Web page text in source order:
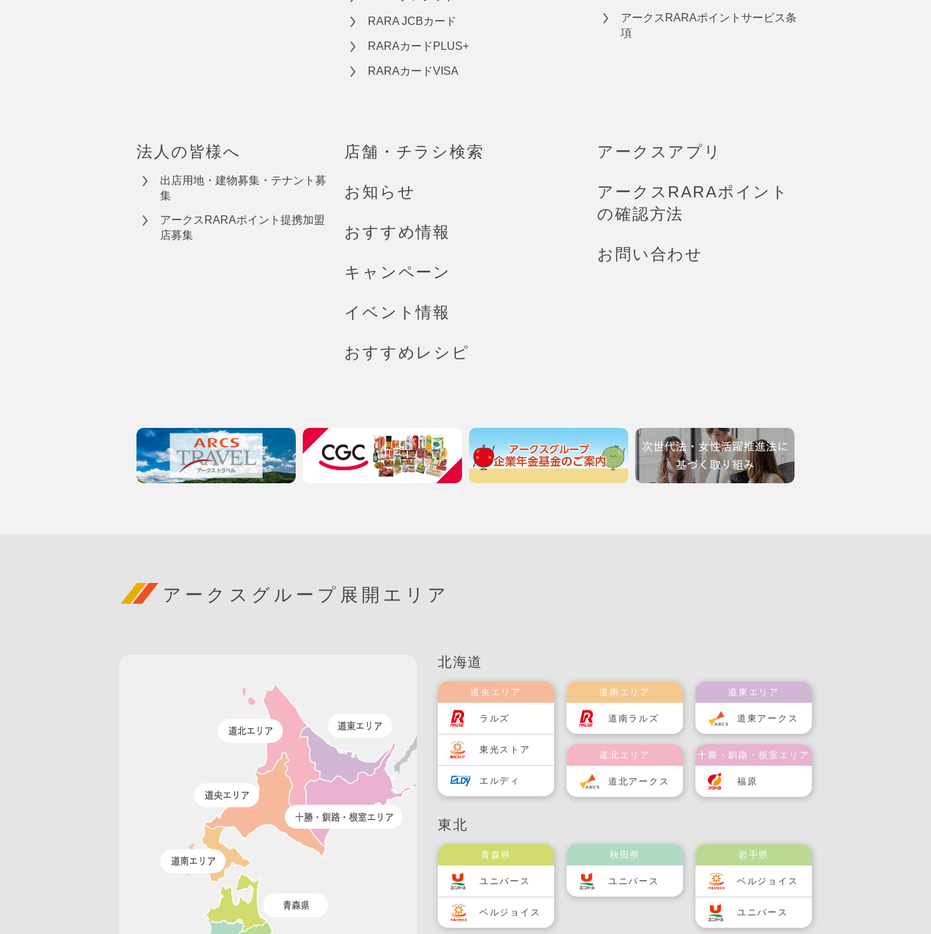
RARA JCBカード
RARAカードPLUS+
RARAカードVISA
アークスRARAポイントサービス条
項
法人の皆様へ
出店用地・建物募集・テナント募
集
アークスRARAポイント提携加盟
店募集
店舗・チラシ検索
お知らせ
おすすめ情報
キャンペーン
イベント情報
おすすめレシピ
アークスアプリ
アークスRARAポイント
の確認方法
お問い合わせ
アークスグループ展開エリア
北海道
道央エリア
ラルズ
東光ストア
エルディ
道南エリア
道南ラルズ
道北エリア
道北アークス
道東エリア
道東アークス
十勝・釧路・根室エリア
福原
東北
青森県
ユニバース
ベルジョイス
秋田県
ユニバース
岩手県
ベルジョイス
ユニバース